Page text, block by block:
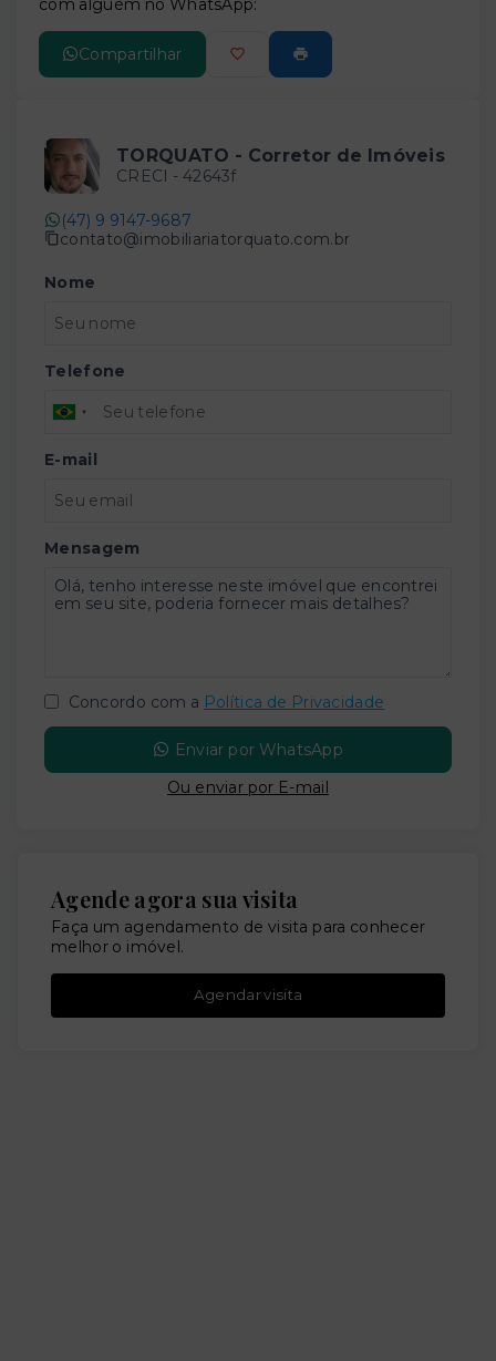
com alguém no WhatsApp:
Compartilhar
TORQUATO - Corretor de Imóveis
CRECI - 42643f
(47) 9 9147-9687
contato@imobiliariatorquato.com.br
Nome
Telefone
E-mail
Mensagem
Concordo com a Política de Privacidade
Enviar por WhatsApp
Ou enviar por E-mail
Agende agora sua visita
Faça um agendamento de visita para conhecer
melhor o imóvel.
Agendar visita